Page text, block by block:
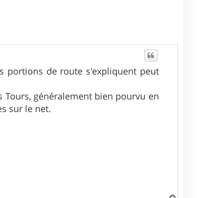
portions de route s'expliquent peut
généralement bien pourvu en
sur le net.